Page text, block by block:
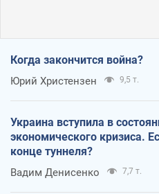
Когда закончится война?
Юрий Христензен 9,5 т.
Украина вступила в
экономического кризиса.
конце туннеля?
Вадим Денисенко 7,7 т.